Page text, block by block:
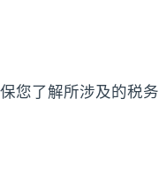
您了解所涉及的税